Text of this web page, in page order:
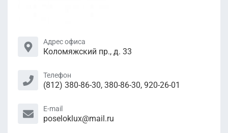
Адрес офиса
Коломяжский пр., д. 33
Телефон
(812) 380-86-30, 380-86-30, 920-26-01
E-mail
poseloklux@mail.ru